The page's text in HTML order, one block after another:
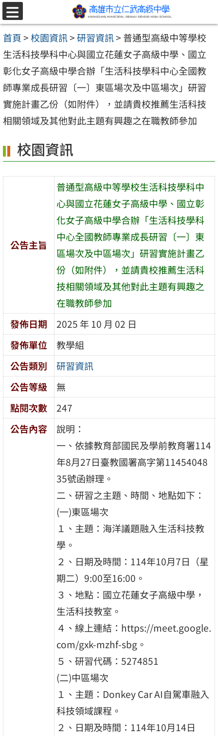
跳至主要內容區
選
單
首頁>校園資訊>研習資訊> 普通型高級中等學校
生活科技學科中心與國立花蓮女子高級中學、國立
彰化女子高級中學合辦「生活科技學科中心全國教
師專業成長研習〔一〕東區場次及中區場次」研習
實施計畫乙份（如附件），並請貴校推薦生活科技
相關領域及其他對此主題有興趣之在職教師參加
校園資訊
公告主旨
普通型高級中等學校生活科技學科中
心與國立花蓮女子高級中學、國立彰
化女子高級中學合辦「生活科技學科
中心全國教師專業成長研習〔一〕東
區場次及中區場次」研習實施計畫乙
份（如附件），並請貴校推薦生活科
技相關領域及其他對此主題有興趣之
在職教師參加
發佈日期
2025 年 10 月 02 日
發佈單位
教學組
公告類別
研習資訊
公告等級
無
點閱次數
247
公告內容
說明：
一、依據教育部國民及學前教育署114
年8月27日臺教國署高字第11454048
35號函辦理。
二、研習之主題、時間、地點如下：
(一)東區場次
１、主題：海洋議題融入生活科技教
學。
２、日期及時間：114年10月7日（星
期二）9:00至16:00。
３、地點：國立花蓮女子高級中學，
生活科技教室。
４、線上連結：https://meet.google.
com/gxk-mzhf-sbg。
５、研習代碼：5274851
(二)中區場次
１、主題：Donkey Car AI自駕車融入
科技領域課程。
２、日期及時間：114年10月14日